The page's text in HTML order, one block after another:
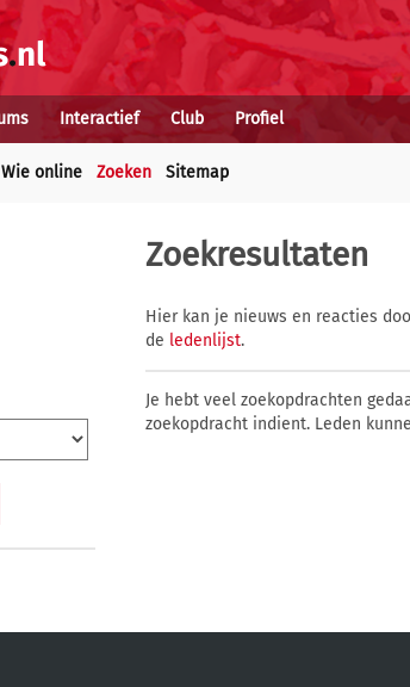
Interactief Club Profiel
Wie online Zoeken Sitemap
Zoekresultaten
Hier kan je nieuws en reacties
de ledenlijst.
Je hebt veel zoekopdrachten
zoekopdracht indient. Leden